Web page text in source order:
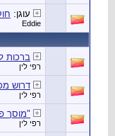
עוגן:
Eddie
ברכות
רפי לין
דרוש
רפי לין
"מוסך
רפי לין